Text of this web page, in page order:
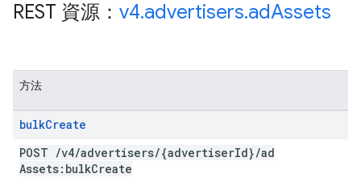
REST 資源： v4.advertisers.adAssets
方法
bulkCreate
POST /v4/advertisers/{advertiserId}/ad
Assets:bulkCreate